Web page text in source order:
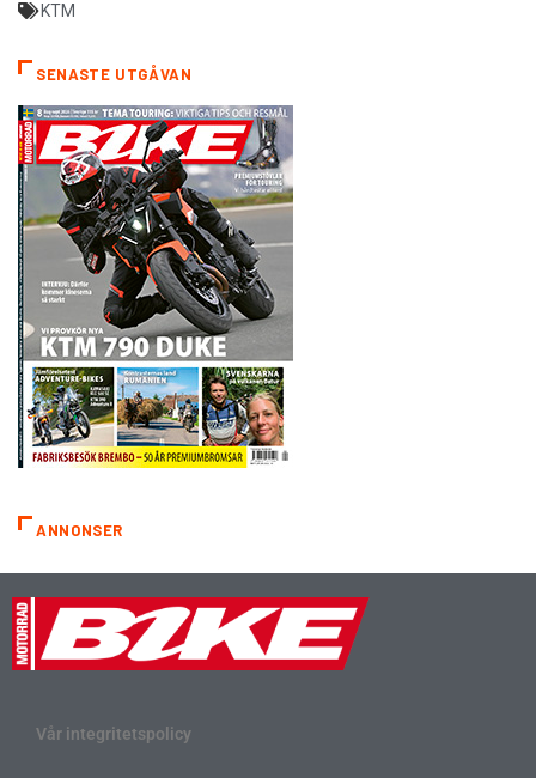
KTM
SENASTE UTGÅVAN
ANNONSER
Vår integritetspolicy